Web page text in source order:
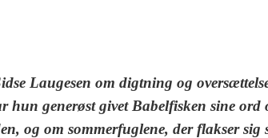
Laugesen om digtning og
hun generøst givet Babelfisken sine ord
og om sommerfuglene, der flakser